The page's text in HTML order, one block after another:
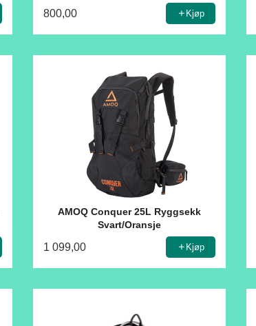
800,00 Kjøp
AMOQ Conquer 25L Ryggsekk
Svart/Oransje
1 099,00 Kjøp